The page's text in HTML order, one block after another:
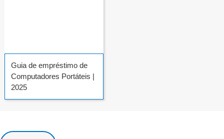
Guia de empréstimo de
Computadores Portáteis |
2025